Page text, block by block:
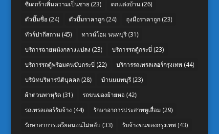
ซิเดกร้าเพิ่มความเป็นชาย (23) ตกแต่งบ้าน(26)
ตัวปั๊มชื่อ(24) ตัวปั๊มราคาถูก(24) ถุงมือราคาถูก(23)
ทัวร์ปากีสถาน(45) ทาวน์โฮม นนทบุรี(31)
บริการฉายหนังกลางแปลง (23) บริการรถตู้กระบี่ (23)
บริการรถตู้พร้อมคนขับกระบี่ (22) บริการรถเทรลเลอร์กรุงเทพ (44)
บริษัทบริหารนิติบุคคล(28) บ้านนนทบุรี(23)
ผ้าต่วนพาหุรัด (31) รถขนของย้ายหอ(42)
รถเทรลเลอร์รับจ้าง (44) รักษาอาการประสาทหูเสื่อม (29)
รักษาอาการเครียดนอนไม่หลับ (33) รับจ้างขนของกรุงเทพ (43)